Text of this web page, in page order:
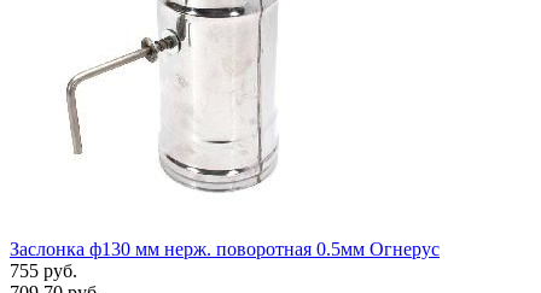
Заслонка ф130 мм нерж. поворотная 0.5мм Огнерус
755 руб.